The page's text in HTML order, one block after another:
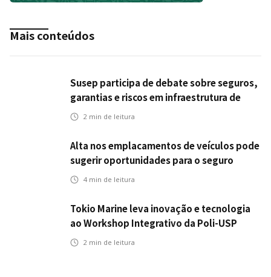
Mais conteúdos
Susep participa de debate sobre seguros,
garantias e riscos em infraestrutura de
transportes
2 min de leitura
Alta nos emplacamentos de veículos pode
sugerir oportunidades para o seguro
automotivo
4 min de leitura
Tokio Marine leva inovação e tecnologia
ao Workshop Integrativo da Poli-USP
2 min de leitura